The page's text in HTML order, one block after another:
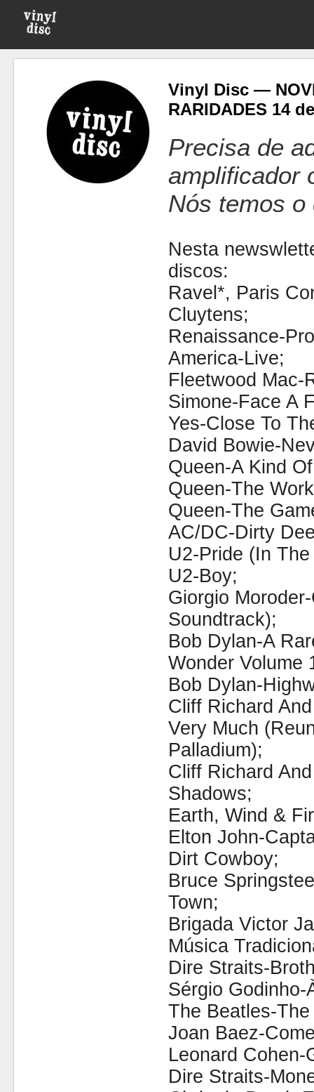
Vinyl Disc —
RARIDADES 14
Precisa de
amplificador
Nós temos o
Nesta
discos:
Ravel*, Paris
Cluytens;
Renaissance-
America-Live;
Fleetwood Mac-
Simone-Face A
Yes-Close To
David Bowie-
Queen-A Kind
Queen-The
Queen-The
AC/DC-Dirty
U2-Pride (In
U2-Boy;
Giorgio
Soundtrack);
Bob Dylan-A
Wonder Volume
Bob Dylan-
Cliff Richard
Very Much
Palladium);
Cliff Richard
Shadows;
Earth, Wind &
Elton John-
Dirt Cowboy;
Bruce
Town;
Brigada Victor
Música
Dire Straits-
Sérgio Godinho-
The Beatles-
Joan Baez-
Leonard Cohen-
Dire Straits-